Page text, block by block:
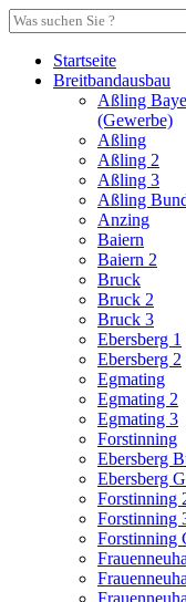
Startseite
Breitbandausbau
Aßling
(Gewerbe)
Aßling
Aßling 2
Aßling 3
Aßling
Anzing
Baiern
Baiern 2
Bruck
Bruck 2
Bruck 3
Ebersberg 1
Ebersberg 2
Egmating
Egmating 2
Egmating 3
Forstinning
Ebersberg
Ebersberg
Forstinning
Forstinning
Forstinning